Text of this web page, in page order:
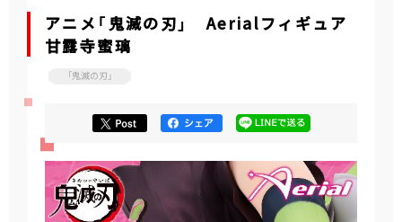
アニメ「鬼滅の刃」 Aerialフィギュア
甘露寺蜜璃
「鬼滅の刃」